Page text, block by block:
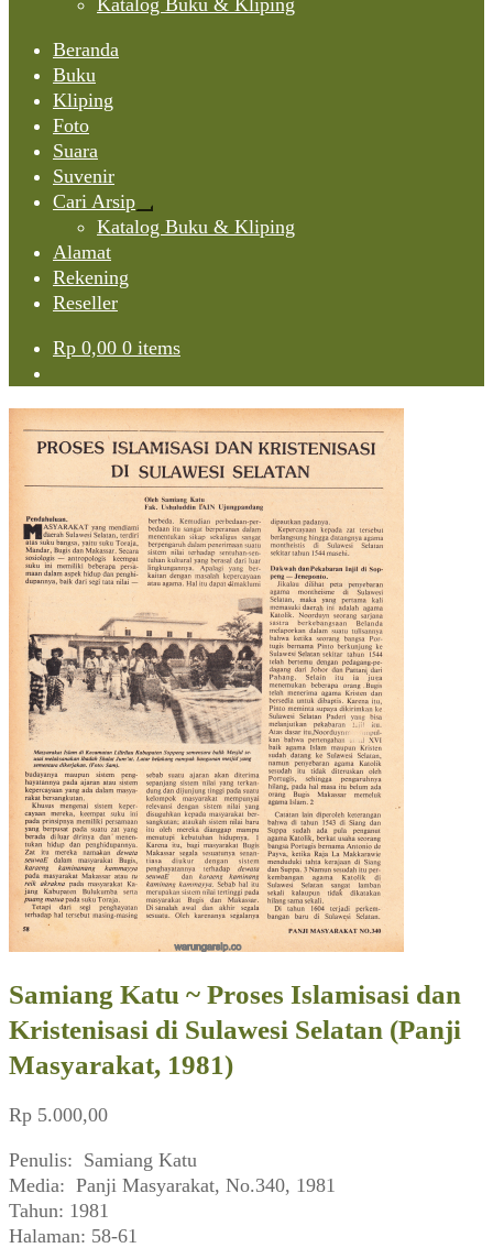
Katalog Buku & Kliping
Beranda
Buku
Kliping
Foto
Suara
Suvenir
Cari Arsip
Expand
child
Katalog Buku & Kliping
Alamat
Rekening
Reseller
Rp 0,00 0 items
Samiang Katu ~ Proses Islamisasi dan
Kristenisasi di Sulawesi Selatan (Panji
Masyarakat, 1981)
Rp 5.000,00
Penulis: Samiang Katu
Media: Panji Masyarakat, No.340, 1981
Tahun: 1981
Halaman: 58-61